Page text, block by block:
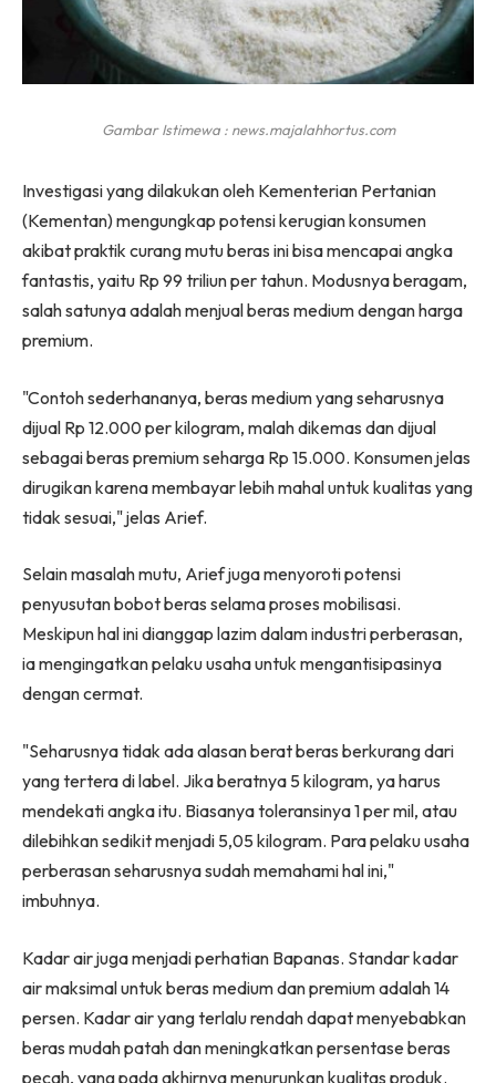
Gambar Istimewa : news.majalahhortus.com
Investigasi yang dilakukan oleh Kementerian Pertanian
(Kementan) mengungkap potensi kerugian konsumen
akibat praktik curang mutu beras ini bisa mencapai angka
fantastis, yaitu Rp 99 triliun per tahun. Modusnya beragam,
salah satunya adalah menjual beras medium dengan harga
premium.
"Contoh sederhananya, beras medium yang seharusnya
dijual Rp 12.000 per kilogram, malah dikemas dan dijual
sebagai beras premium seharga Rp 15.000. Konsumen jelas
dirugikan karena membayar lebih mahal untuk kualitas yang
tidak sesuai," jelas Arief.
Selain masalah mutu, Arief juga menyoroti potensi
penyusutan bobot beras selama proses mobilisasi.
Meskipun hal ini dianggap lazim dalam industri perberasan,
ia mengingatkan pelaku usaha untuk mengantisipasinya
dengan cermat.
"Seharusnya tidak ada alasan berat beras berkurang dari
yang tertera di label. Jika beratnya 5 kilogram, ya harus
mendekati angka itu. Biasanya toleransinya 1 per mil, atau
dilebihkan sedikit menjadi 5,05 kilogram. Para pelaku usaha
perberasan seharusnya sudah memahami hal ini,"
imbuhnya.
Kadar air juga menjadi perhatian Bapanas. Standar kadar
air maksimal untuk beras medium dan premium adalah 14
persen. Kadar air yang terlalu rendah dapat menyebabkan
beras mudah patah dan meningkatkan persentase beras
pecah, yang pada akhirnya menurunkan kualitas produk.